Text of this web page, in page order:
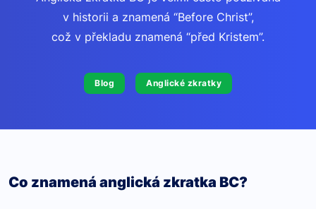
v historii a znamená “Before Christ”,
což v překladu znamená “před Kristem”.
Blog Anglické zkratky
Co znamená anglická zkratka BC?